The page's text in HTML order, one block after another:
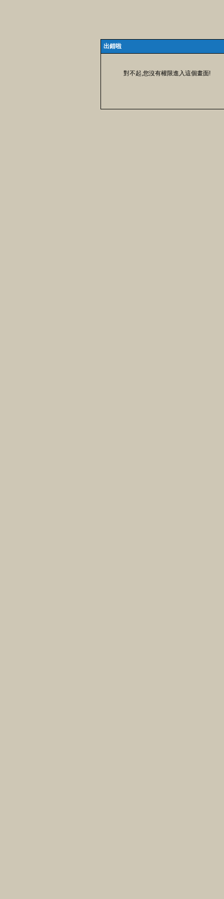
出錯啦
對不起,您沒有權限進入這個畫面!